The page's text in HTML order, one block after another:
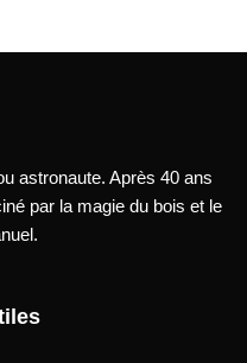
astronaute. Après 40 ans
par la magie du bois et le